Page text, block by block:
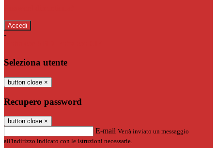
-
Seleziona utente
button close ×
Recupero password
button close ×
E-mail Verrà inviato un messaggio
all'indirizzo indicato con le istruzioni necessarie.